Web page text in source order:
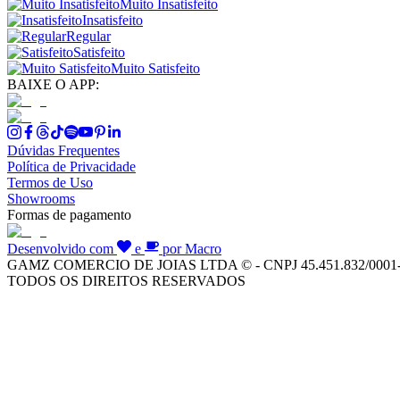
Muito Insatisfeito
Insatisfeito
Regular
Satisfeito
Muito Satisfeito
BAIXE O APP:
Dúvidas Frequentes
Política de Privacidade
Termos de Uso
Showrooms
Formas de pagamento
Desenvolvido com e
por Macro
GAMZ COMERCIO DE JOIAS LTDA © - CNPJ 45.451.832/
TODOS OS DIREITOS RESERVADOS